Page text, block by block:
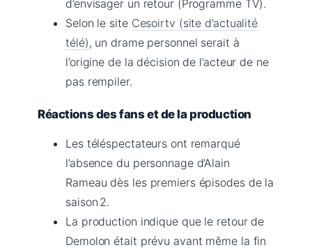
d’envisager un retour (Programme TV).
Selon le site Cesoirtv (site d’actualité
télé) , un drame personnel serait à
l’origine de la décision de l’acteur de ne
pas rempiler.
Réactions des fans et de la production
Les téléspectateurs ont remarqué
l’absence du personnage d’Alain
Rameau dès les premiers épisodes de la
saison 2.
La production indique que le retour de
Demolon était prévu avant même la fin